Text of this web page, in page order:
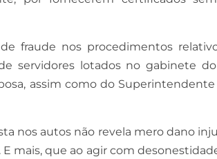
fraude nos procedimentos
servidores lotados no gabinete do
assim como do Superintendente
nos autos não revela mero dano
mais, que ao agir com